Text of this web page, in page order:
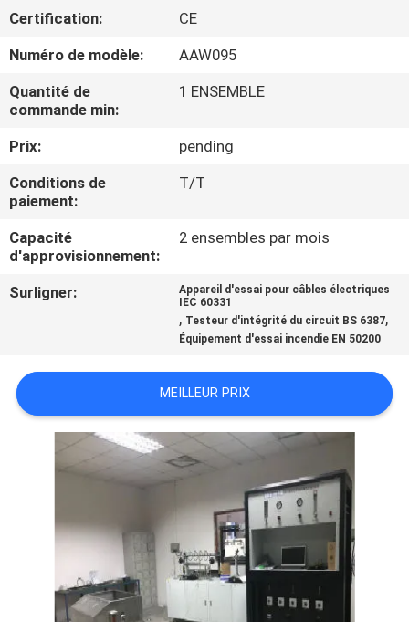
AU
SUJET
DE
VISITE
D'USINE
CONTACTEZ-
NOUS
NOUVELLES
DEMANDEZ
UNE
CITATION
PLAN
Certification:
CE
Numéro de modèle:
AAW095
Quantité de
commande min:
1 ENSEMBLE
Prix:
pending
Conditions de
paiement:
T/T
Capacité
d'approvisionnement:
2 ensembles par mois
Surligner:
Appareil d'essai pour câbles électriques
IEC 60331
, Testeur d'intégrité du circuit BS 6387,
Équipement d'essai incendie EN 50200
MEILLEUR PRIX